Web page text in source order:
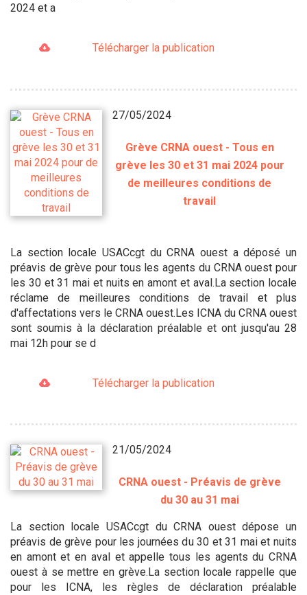
2024 et a
Télécharger la publication
27/05/2024
Grève CRNA ouest - Tous en
grève les 30 et 31 mai 2024 pour
de meilleures conditions de
travail
La section locale USACcgt du CRNA ouest a déposé un
préavis de grève pour tous les agents du CRNA ouest pour
les 30 et 31 mai et nuits en amont et aval.La section locale
réclame de meilleures conditions de travail et plus
d'affectations vers le CRNA ouest.Les ICNA du CRNA ouest
sont soumis à la déclaration préalable et ont jusqu'au 28
mai 12h pour se d
Télécharger la publication
21/05/2024
CRNA ouest - Préavis de grève
du 30 au 31 mai
La section locale USACcgt du CRNA ouest dépose un
préavis de grève pour les journées du 30 et 31 mai et nuits
en amont et en aval et appelle tous les agents du CRNA
ouest à se mettre en grève.La section locale rappelle que
pour les ICNA, les règles de déclaration préalable